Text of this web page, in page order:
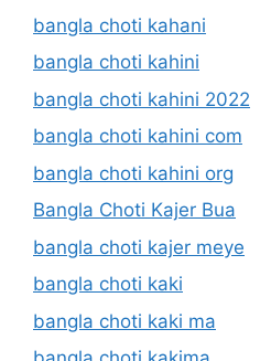
bangla choti kahani
bangla choti kahini
bangla choti kahini 2022
bangla choti kahini com
bangla choti kahini org
Bangla Choti Kajer Bua
bangla choti kajer meye
bangla choti kaki
bangla choti kaki ma